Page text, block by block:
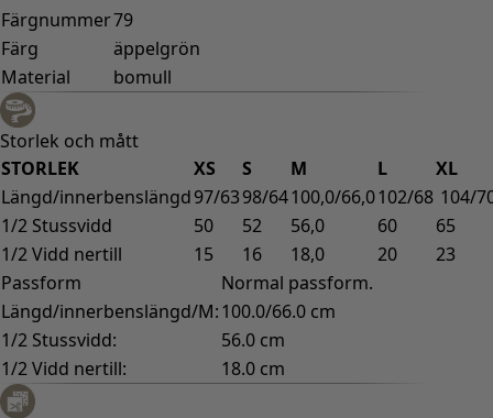
Färgnummer79
Färg
äppelgrön
Material
bomull
Storlek och mått
STORLEK
XS S M L
XL
Längd/innerbenslängd97/6398/64100,0/66,0102/68 104/
1/2 Stussvidd
50 52 56,0 60
65
1/2 Vidd nertill
15 16 18,0 20
23
Passform
Normal passform.
Längd/innerbenslängd/M:100.0/66.0 cm
1/2 Stussvidd:
56.0 cm
1/2 Vidd nertill:
18.0 cm